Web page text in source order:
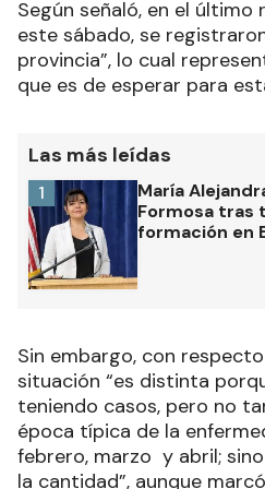
Según señaló, en el
este sábado, se
provincia”, lo cual
que es de esperar para
Las más leídas
María
Formosa tras
formación en
1
Sin embargo, con
situación “es distinta
teniendo casos, pero no
época típica de la
febrero, marzo y abril;
la cantidad”, aunque